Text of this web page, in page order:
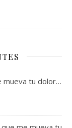
mueva tu dolor…